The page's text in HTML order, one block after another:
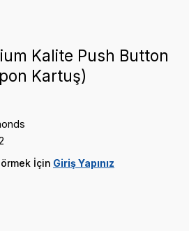
Kalite Push Button
Kartuş)
İçin Giriş Yapınız